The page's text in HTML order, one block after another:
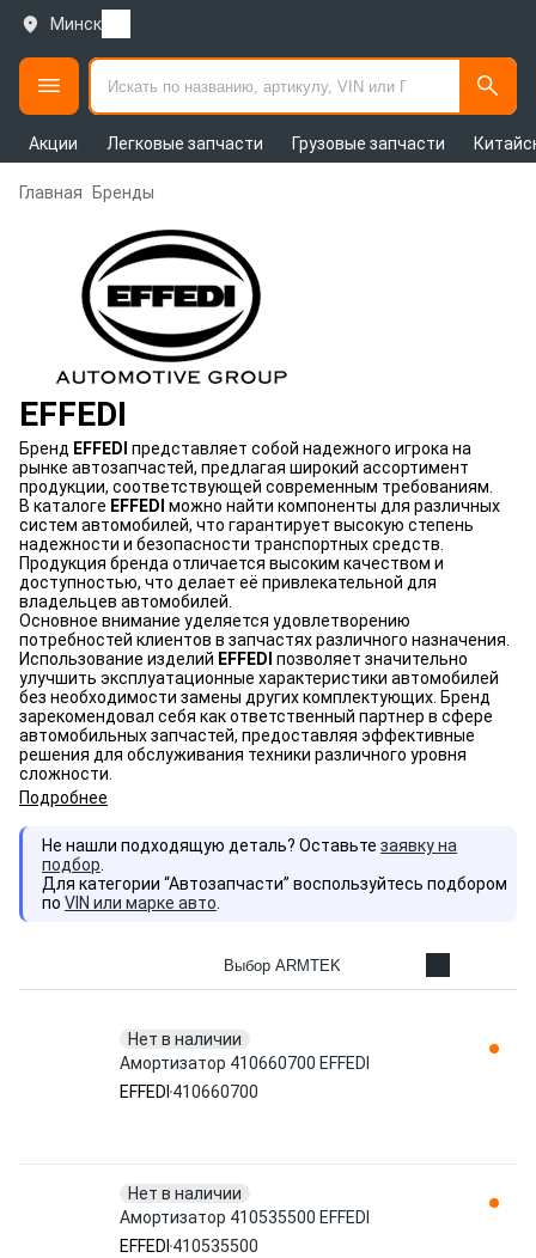
Минск
Акции Легковые запчасти Грузовые запчасти
Главная Бренды
EFFEDI
Бренд EFFEDI представляет собой надежного игрока на
рынке автозапчастей, предлагая широкий ассортимент
продукции, соответствующей современным требованиям.
В каталоге EFFEDI можно найти компоненты для различных
систем автомобилей, что гарантирует высокую степень
надежности и безопасности транспортных средств.
Продукция бренда отличается высоким качеством и
доступностью, что делает её привлекательной для
владельцев автомобилей.
Основное внимание уделяется удовлетворению
потребностей клиентов в запчастях различного назначения.
Использование изделий EFFEDI позволяет значительно
улучшить эксплуатационные характеристики автомобилей
без необходимости замены других комплектующих. Бренд
зарекомендовал себя как ответственный партнер в сфере
автомобильных запчастей, предоставляя эффективные
решения для обслуживания техники различного уровня
сложности.
Подробнее
Не нашли подходящую деталь? Оставьте заявку на
подбор
Для категории “Автозапчасти” воспользуйтесь подбором
по VIN или марке авто
Выбор ARMTEK
Нет в наличии
Амортизатор 410660700 EFFEDI
EFFEDI 410660700
Нет в наличии
Амортизатор 410535500 EFFEDI
EFFEDI 410535500